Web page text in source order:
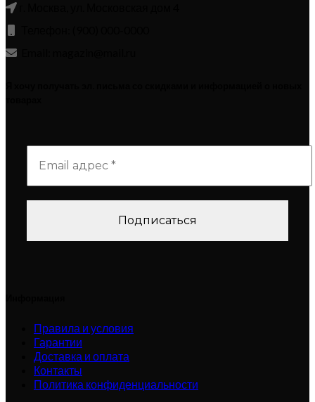
Правила и условия
Гарантии
Доставка и оплата
Контакты
Политика конфиденциальности